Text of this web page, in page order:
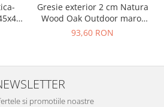
Gresie exterior 2 cm Natura
Wood Oak Outdoor maro,
0.73mp/cut
93,60 RON
si promotiile noastre